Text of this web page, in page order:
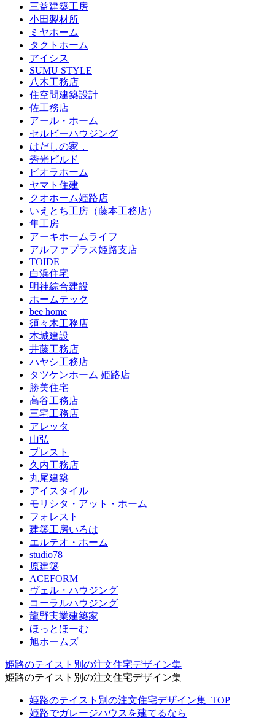
三益建築工房
小田製材所
ミヤホーム
タクトホーム
アイシス
SUMU STYLE
八木工務店
住空間建築設計
佐工務店
アール・ホーム
セルビーハウジング
はだしの家．
秀光ビルド
ビオラホーム
ヤマト住建
クオホーム姫路店
いえとち工房（藤本工務店）
隼工房
アーキホームライフ
アルファプラス姫路支店
TOIDE
白浜住宅
明神綜合建設
ホームテック
bee home
須々木工務店
本城建設
井藤工務店
ハヤシ工務店
タツケンホーム 姫路店
勝美住宅
高谷工務店
三宅工務店
アレッタ
山弘
プレスト
久内工務店
丸尾建築
アイスタイル
モリシタ・アット・ホーム
フォレスト
建築工房いろは
エルテオ・ホーム
studio78
原建築
ACEFORM
ヴェル・ハウジング
コーラルハウジング
龍野実業建築家
ほっとほーむ
旭ホームズ
姫路のテイスト別の注文住宅デザイン集
姫路のテイスト別の注文住宅デザイン集
姫路のテイスト別の注文住宅デザイン集_TOP
姫路でガレージハウスを建てるなら